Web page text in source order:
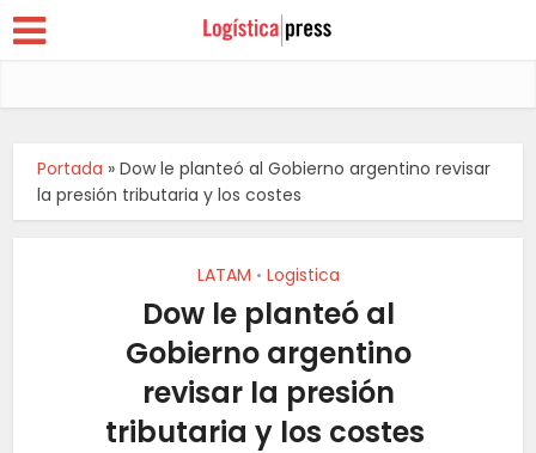
Portada »Dow le planteó al Gobierno argentino revisar
la presión tributaria y los costes
LATAM • Logistica
Dow le planteó al
Gobierno argentino
revisar la presión
tributaria y los costes